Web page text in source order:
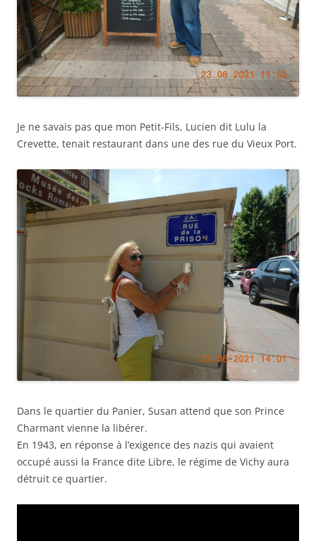
Je ne savais pas que mon Petit-Fils, Lucien dit Lulu la
Crevette, tenait restaurant dans une des rue du Vieux Port.
Dans le quartier du Panier, Susan attend que son Prince
Charmant vienne la libérer.
En 1943, en réponse à l’exigence des nazis qui avaient
occupé aussi la France dite Libre, le régime de Vichy aura
détruit ce quartier.